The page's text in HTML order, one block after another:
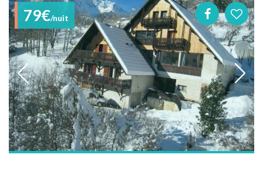
79€/nuit